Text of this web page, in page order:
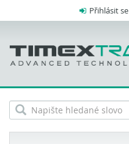
Přihlásit se